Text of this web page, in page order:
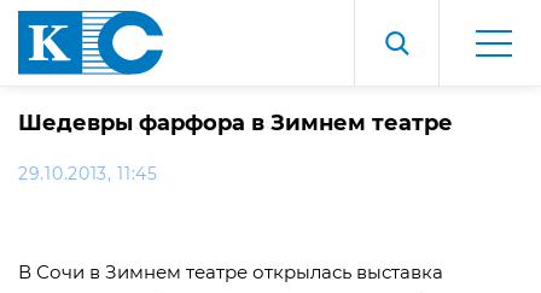
Шедевры фарфора в Зимнем театре
29.10.2013, 11:45
В Сочи в Зимнем театре открылась выставка